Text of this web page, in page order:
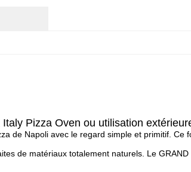
Pizza Oven ou utilisation
de Napoli avec le regard simple et primitif.
de matériaux totalement naturels. Le